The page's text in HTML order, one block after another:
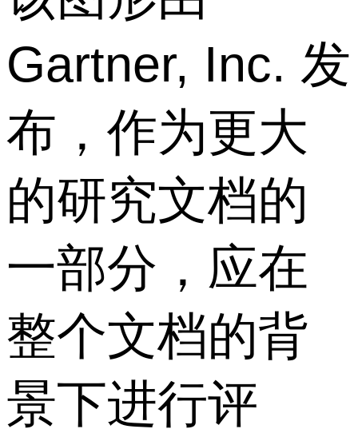
Gartner, Inc. 发
布，作为更大
的研究文档的
一部分，应在
整个文档的背
景下进行评